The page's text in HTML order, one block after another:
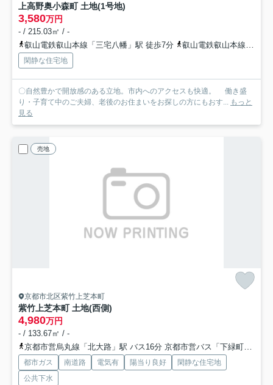
上高野奥小森町 土地(1号地)
3,580万円
- / 215.03㎡ / -
叡山電鉄叡山本線「三宅八幡」駅 徒歩7分
叡山電鉄叡山本線「八瀬比叡山口」駅 徒歩12分
閑静な住宅地
〇自然豊かで開放感のある立地。市内へのアクセスも快適。 働き盛
り・子育て中のご夫婦、老後のお住まいをお探しの方にもおす... もっと
見る
売地
京都市北区紫竹上芝本町
紫竹上芝本町 土地(西側)
4,980万円
- / 133.67㎡ / -
京都市営烏丸線「北大路」駅 バス16分 京都市営バス「下緑町」 停歩3分
都市ガス 南道路 電気有 陽当り良好
閑静な住宅地
公共下水